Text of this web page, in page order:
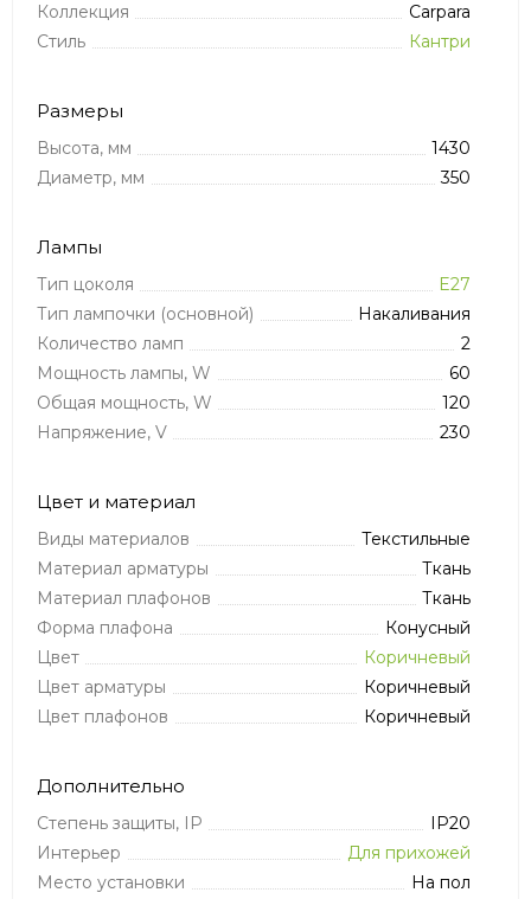
Коллекция
Carpara
Стиль
Кантри
Размеры
Высота, мм
1430
Диаметр, мм
350
Лампы
Тип цоколя
E27
Тип лампочки (основной)
Накаливания
Количество ламп
2
Мощность лампы, W
60
Общая мощность, W
120
Напряжение, V
230
Цвет и материал
Виды материалов
Текстильные
Материал арматуры
Ткань
Материал плафонов
Ткань
Форма плафона
Конусный
Цвет
Коричневый
Цвет арматуры
Коричневый
Цвет плафонов
Коричневый
Дополнительно
Степень защиты, IP
IP20
Интерьер
Для прихожей
Место установки
На пол